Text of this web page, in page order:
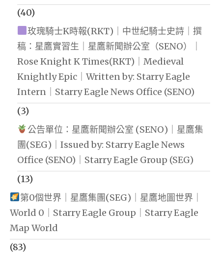
(40)
玫瑰騎士K時報(RKT)｜中世紀騎士史詩｜撰
稿：星鷹實習生｜星鷹新聞辦公室（SENO）｜
Rose Knight K Times(RKT)｜Medieval
Knightly Epic｜Written by: Starry Eagle
Intern｜Starry Eagle News Office (SENO)
(3)
公告單位：星鷹新聞辦公室 (SENO)｜星鷹集
團(SEG)｜Issued by: Starry Eagle News
Office (SENO)｜Starry Eagle Group (SEG)
(13)
第0個世界｜星鷹集團(SEG)｜星鷹地圖世界｜
World 0｜Starry Eagle Group｜Starry Eagle
Map World
(83)